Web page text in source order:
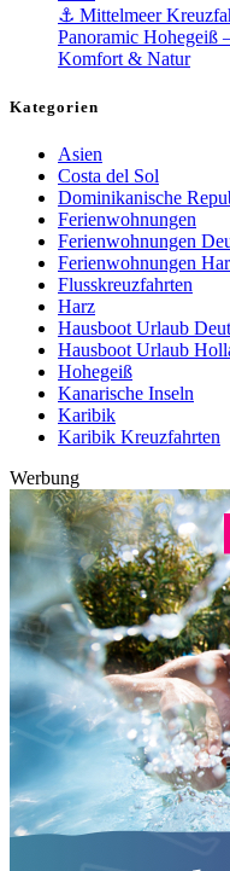
⚓ Mittelmeer
Panoramic Hohegeiß
Komfort & Natur
Kategorien
Asien
Costa del Sol
Dominikanische
Ferienwohnungen
Ferienwohnungen
Ferienwohnungen
Flusskreuzfahrten
Harz
Hausboot Urlaub
Hausboot Urlaub
Hohegeiß
Kanarische Inseln
Karibik
Karibik Kreuzfahrten
Werbung